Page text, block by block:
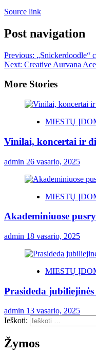
Source link
Post navigation
Previous: „Snickerdoodle“
Next: Creative Aurvana
More Stories
MIESTŲ
Vinilai, koncertai ir
admin 26 vasario, 2025
MIESTŲ
Akademiniuose
admin 18 vasario, 2025
MIESTŲ
Prasideda
admin 13 vasario, 2025
Ieškoti:
Žymos